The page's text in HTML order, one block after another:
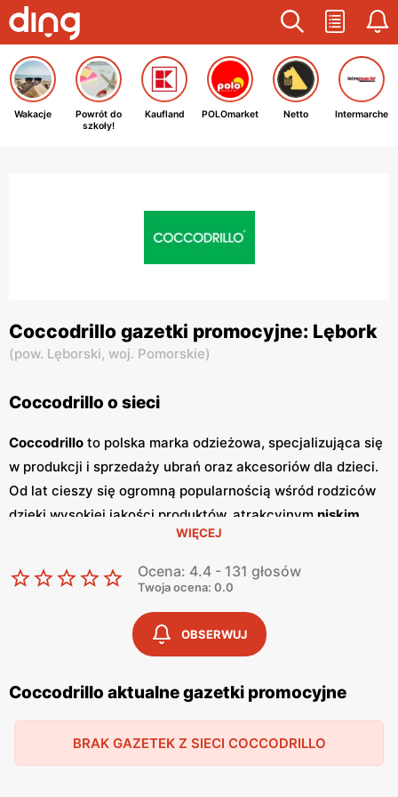
Wakacje
Powrót do
szkoły!
Kaufland POLOmarket Netto Intermarche
Coccodrillo gazetki promocyjne: Lębork
(pow. Lęborski, woj. Pomorskie)
Coccodrillo o sieci
Coccodrillo to polska marka odzieżowa, specjalizująca się
w produkcji i sprzedaży ubrań oraz akcesoriów dla dzieci.
Od lat cieszy się ogromną popularnością wśród rodziców
dzięki wysokiej jakości produktów, atrakcyjnym niskim
oraz nowoczesnym wzorom. Klienci cenią sobie
szeroki wybór, częste
promocje
oraz dbałość o detale,
które sprawiają, że odzieżCoccodrillo
trwała. Jednym z kluczowych elementów strategii
Coccodrillosą regularnie wydawane
.Gazetkite prezentują najnowsze
kolekcje, wyprzedaże oraz specjalne oferty, dzięki czemu
klienci mogą planować swoje zakupy i korzystać z
w formie papierowej w sklepach, jak i online, co umożliwia
WIĘCEJ
Ocena: 4.4 - 131 głosów
Twoja ocena: 0.0
OBSERWUJ
Coccodrillo aktualne gazetki promocyjne
BRAK GAZETEK Z SIECI COCCODRILLO